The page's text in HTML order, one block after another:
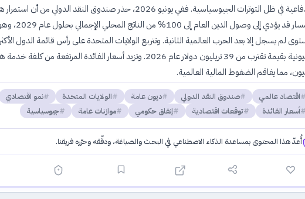
الدفاعية في ظل التوترات الجيوسياسية. ففي يونيو 2026، حذر صندوق النقد الدولي من أن
المسار قد يؤدي إلى وصول الدين العام إلى 100% من الناتج المحلي
لم يسجل إلا بعد الحرب العالمية الثانية. وتتربع الولايات المتحدة على رأس قائمة الدول الأكثر
مديونية بقيمة تقترب من 39 تريليون دولار عام 2026. وتزيد أسعار الفائدة المرتفعة من كلفة
مما يفاقم الضغوط المالية العالمية.
اقتصاد عالمي صندوق النقد الدولي ديون عامة الولايات المتحدة
نمو اقتصادي
أسعار الفائدة
توقعات اقتصادية إنفاق حكومي موازنات عامة جيوسياسية
أُعدّ هذا المحتوى بمساعدة الذكاء الاصطناعي في البحث والصياغة، ودقّقه وحرّره فريقنا.